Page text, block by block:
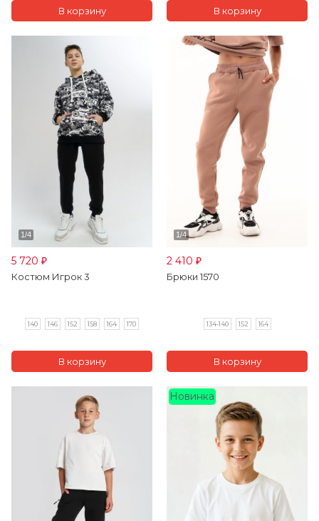
5 720 ₽
Костюм Игрок 3
140 146 152 158 164 170
2 410 ₽
Брюки 1570
134-140 152 164
Новинка